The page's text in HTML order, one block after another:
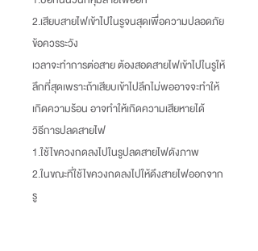
2.เสียบสายไฟเข้าไปในรูจนสุดเพื่อความปลอดภัย
ข้อควรระวัง
เวลาจะทำการต่อสาย ต้องสอดสายไฟเข้าไปในรูให้
ลึกที่สุดเพราะถ้าเสียบเข้าไปลึกไม่พออาจจะทำให้
เกิดความร้อน อาจทำให้เกิดความเสียหายได้
วิธีการปลดสายไฟ
1.ใช้ไขควงกดลงไปในรูปลดสายไฟดังภาพ
2.ในขณะที่ใช้ไขควงกดลงไปให้ดึงสายไฟออกจาก
รู